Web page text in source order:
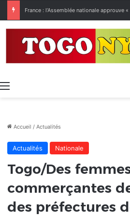
Menu
Accueil / Actualités
Actualités Nationale
Togo/Des
commerçantes
des préfectures